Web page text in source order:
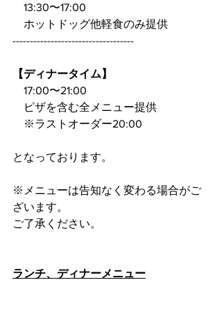
13:30〜17:00
ホットドッグ他軽食のみ提供
-----------------------------------
【ディナータイム】
17:00〜21:00
ピザを含む全メニュー提供
※ラストオーダー20:00
となっております。
※メニューは告知なく変わる場合がご
ざいます。
ご了承ください。
ランチ、ディナーメニュー